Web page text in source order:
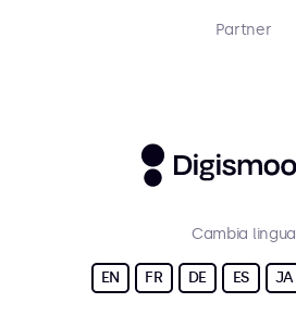
Partner
Cambia lingua
EN FR DE ES JA